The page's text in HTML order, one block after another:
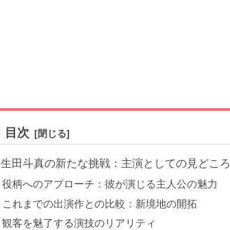
目次
生田斗真の新たな挑戦：主演としての見どころ
役柄へのアプローチ：彼が演じる主人公の魅力
これまでの出演作との比較：新境地の開拓
観客を魅了する演技のリアリティ